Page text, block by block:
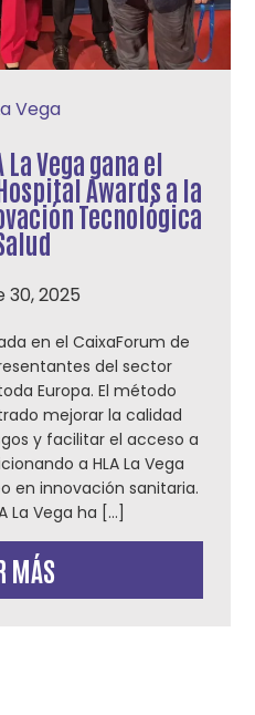
Vega
Vega gana el
Awards a la
Tecnológica
2025
en el CaixaForum de
del sector
Europa. El método
mejorar la calidad
y facilitar el acceso a
a HLA La Vega
en innovación sanitaria.
La Vega ha […]
MÁS